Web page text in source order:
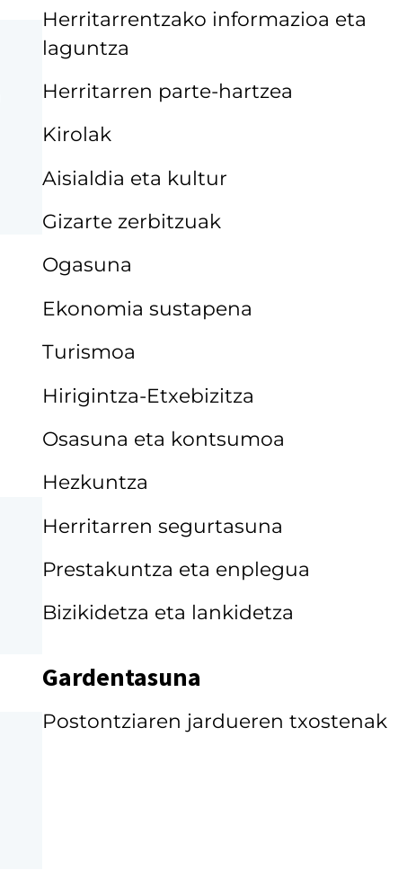
Herritarrentzako informazioa eta
laguntza
Herritarren parte-hartzea
Kirolak
Aisialdia eta kultur
Gizarte zerbitzuak
Ogasuna
Ekonomia sustapena
Turismoa
Hirigintza-Etxebizitza
Osasuna eta kontsumoa
Hezkuntza
Herritarren segurtasuna
Prestakuntza eta enplegua
Bizikidetza eta lankidetza
Gardentasuna
Postontziaren jardueren txostenak